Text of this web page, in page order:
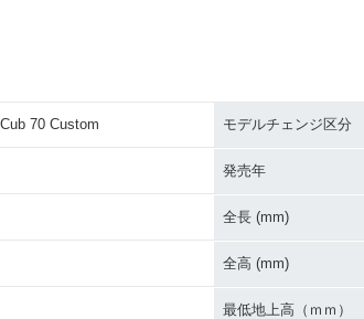
Custom・マイナーチェ
70 Custom モデルチェンジ区分
発売年
全長 (mm)
全高 (mm)
最低地上高（ｍｍ）